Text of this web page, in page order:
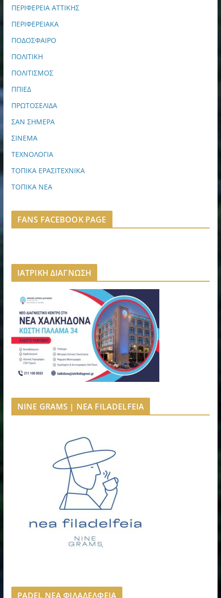
ΠΕΡΙΦΕΡΕΙΑ ΑΤΤΙΚΗΣ
ΠΕΡΙΦΕΡΕΙΑΚΑ
ΠΟΔΟΣΦΑΙΡΟ
ΠΟΛΙΤΙΚΗ
ΠΟΛΙΤΙΣΜΟΣ
ΠΠΙΕΔ
ΠΡΩΤΟΣΕΛΙΔΑ
ΣΑΝ ΣΗΜΕΡΑ
ΣΙΝΕΜΑ
ΤΕΧΝΟΛΟΓΙΑ
ΤΟΠΙΚΑ ΕΡΑΣΙΤΕΧΝΙΚΑ
ΤΟΠΙΚΑ ΝΕΑ
FANS FACEBOOK PAGE
ΙΑΤΡΙΚΗ ΔΙΑΓΝΩΣΗ
NINE GRAMS | NEA FILADELFEIA
PADEL ΝΕΑ ΦΙΛΑΔΕΛΦΕΙΑ